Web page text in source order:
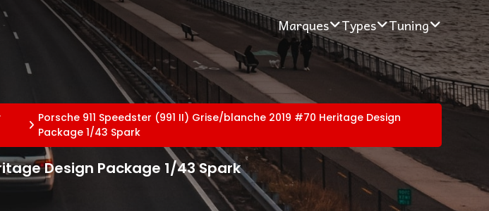
Marques Types Tuning
Porsche 911 Speedster (991 II) Grise/blanche 2019 #70 Heritage Design
Package 1/43 Spark
Design Package 1/43 Spark